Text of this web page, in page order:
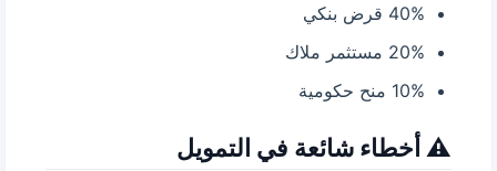
40% قرض بنكي
20% مستثمر ملاك
10% منح حكومية
⚠️ أخطاء شائعة في التمويل